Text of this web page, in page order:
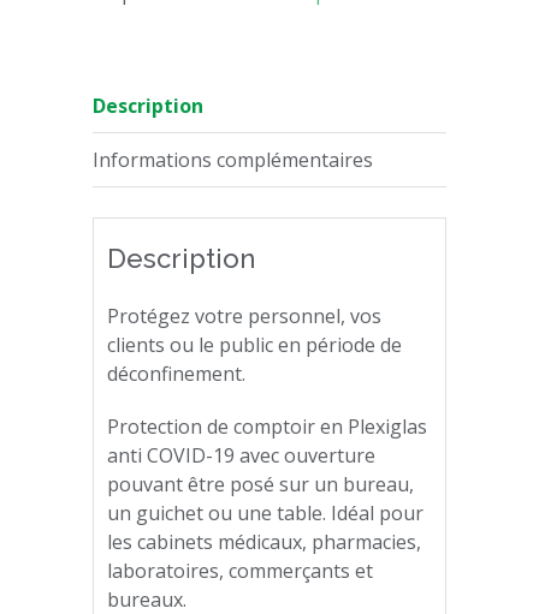
Description
Informations complémentaires
Description
Protégez votre personnel, vos
clients ou le public en période de
déconfinement.
Protection de comptoir en Plexiglas
anti COVID-19 avec ouverture
pouvant être posé sur un bureau,
un guichet ou une table. Idéal pour
les cabinets médicaux, pharmacies,
laboratoires, commerçants et
bureaux.